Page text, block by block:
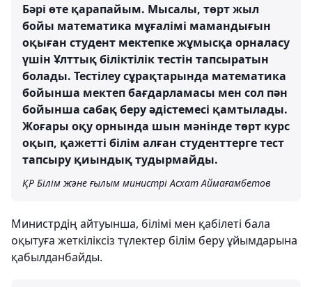
Бәрі өте қарапайым. Мысалы, төрт жыл
бойы математика мұғалімі мамандығын
оқыған студент мектепке жұмысқа орналасу
үшін Ұлттық біліктілік тестін тапсыратын
болады. Тестілеу сұрақтарында математика
бойынша мектеп бағдарламасы мен сол пән
бойынша сабақ беру әдістемесі қамтылады.
Жоғары оқу орнында шын мәнінде төрт курс
оқып, қажетті білім алған студенттерге тест
тапсыру қиындық тудырмайды.
ҚР Білім және ғылым министрі Асхат Аймағамбетов
Министрдің айтуынша, білімі мен қабілеті бала
оқытуға жеткіліксіз түлектер білім беру ұйымдарына
қабылданбайды.